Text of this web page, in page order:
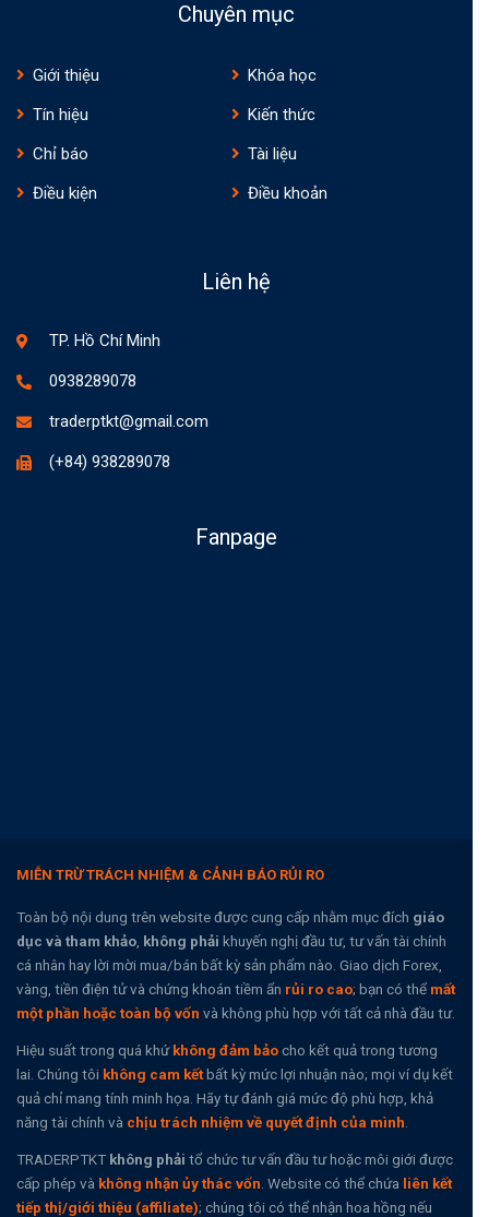
Chuyên mục
Giới thiệu
Khóa học
Tín hiệu
Kiến thức
Chỉ báo
Tài liệu
Điều kiện
Điều khoản
Liên hệ
TP. Hồ Chí Minh
0938289078
traderptkt@gmail.com
(+84) 938289078
Fanpage
MIỄN TRỪ TRÁCH NHIỆM & CẢNH BÁO RỦI RO
Toàn bộ nội dung trên website được cung cấp nhằm mục đích giáo
dục và tham khảo, không phải khuyến nghị đầu tư, tư vấn tài chính
cá nhân hay lời mời mua/bán bất kỳ sản phẩm nào. Giao dịch Forex,
vàng, tiền điện tử và chứng khoán tiềm ẩn rủi ro cao; bạn có thể mất
một phần hoặc toàn bộ vốn và không phù hợp với tất cả nhà đầu tư.
Hiệu suất trong quá khứkhông đảm bảocho kết quả trong tương
lai. Chúng tôi không cam kếtbất kỳ mức lợi nhuận nào; mọi ví dụ kết
quả chỉ mang tính minh họa. Hãy tự đánh giá mức độ phù hợp, khả
năng tài chính và chịu trách nhiệm về quyết định của mình.
TRADERPTKT không phải tổ chức tư vấn đầu tư hoặc môi giới được
cấp phép và không nhận ủy thác vốn. Website có thể chứa liên kết
tiếp thị/giới thiệu (affiliate); chúng tôi có thể nhận hoa hồng nếu